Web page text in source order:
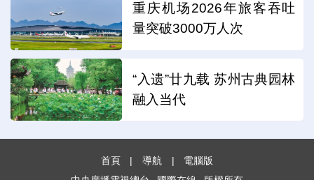
重庆机场2026年旅客吞吐
量突破3000万人次
“入遗”廿九载 苏州古典园林
融入当代
首頁 | 導航 |
電腦版